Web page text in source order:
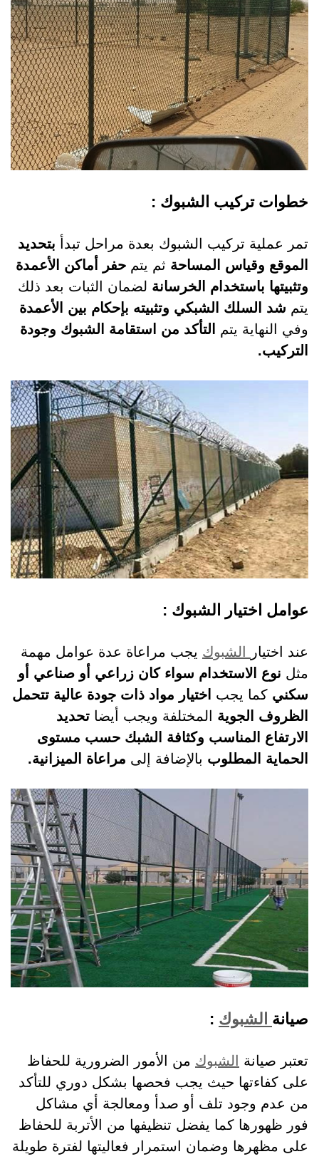
خطوات تركيب الشبوك :
تمر عملية تركيب الشبوك بعدة مراحل تبدأ بتحديد
الموقع وقياس المساحة ثم يتم حفر أماكن الأعمدة
وتثبيتها باستخدام الخرسانة لضمان الثبات بعد ذلك
يتم شد السلك الشبكي وتثبيته بإحكام بين الأعمدة
وفي النهاية يتم
التأكد من استقامة الشبوك وجودة
التركيب.
عوامل اختيار الشبوك :
عند اختيار الشبوك يجب مراعاة عدة عوامل مهمة
مثل نوع الاستخدام سواء كان زراعي أو صناعي أو
سكني كما يجب اختيار مواد ذات جودة عالية تتحمل
الظروف الجوية المختلفة ويجب أيضا تحديد
الارتفاع المناسب وكثافة الشبك حسب مستوى
الحماية المطلوب بالإضافة إلى مراعاة الميزانية.
صيانة الشبوك :
تعتبر صيانة الشبوك من الأمور الضرورية للحفاظ
على كفاءتها حيث يجب فحصها بشكل دوري للتأكد
من عدم وجود تلف أو صدأ ومعالجة أي مشاكل
فور ظهورها كما يفضل تنظيفها من الأتربة للحفاظ
على مظهرها وضمان استمرار فعاليتها لفترة طويلة